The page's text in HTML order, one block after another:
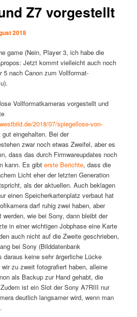
Z7 vorgestellt
2018
game (Nein, Player 3, ich habe die
Jetzt kommt vielleicht auch noch
5 nach Canon zum Vollformat-
Vollformatkameras vorgestellt und
2018/07/spiegellose-von-
gut eingehalten. Bei der
zwar noch etwas Zweifel, aber es
dass das durch Firmwareupdates noch
kann. Es gibterste Berichte, dass die
Licht eher der letzten Generation
als der aktuellen. Auch beklagen
einen Speicherkartenplatz verbaut hat
darf ruhig zwei haben, aber
wie bei Sony, dann bleibt der
in einer wichtigen Jobphase eine Karte
auch nicht auf die Zweite geschrieben,
bei Sony (Bilddatenbank
daraus keine sehr ärgerliche Lücke
zu zweit fotografiert haben, alleine
als Backup zur Hand gehabt, die
ist ein Slot der Sony A7RIII nur
deutlich langsamer wird, wenn man